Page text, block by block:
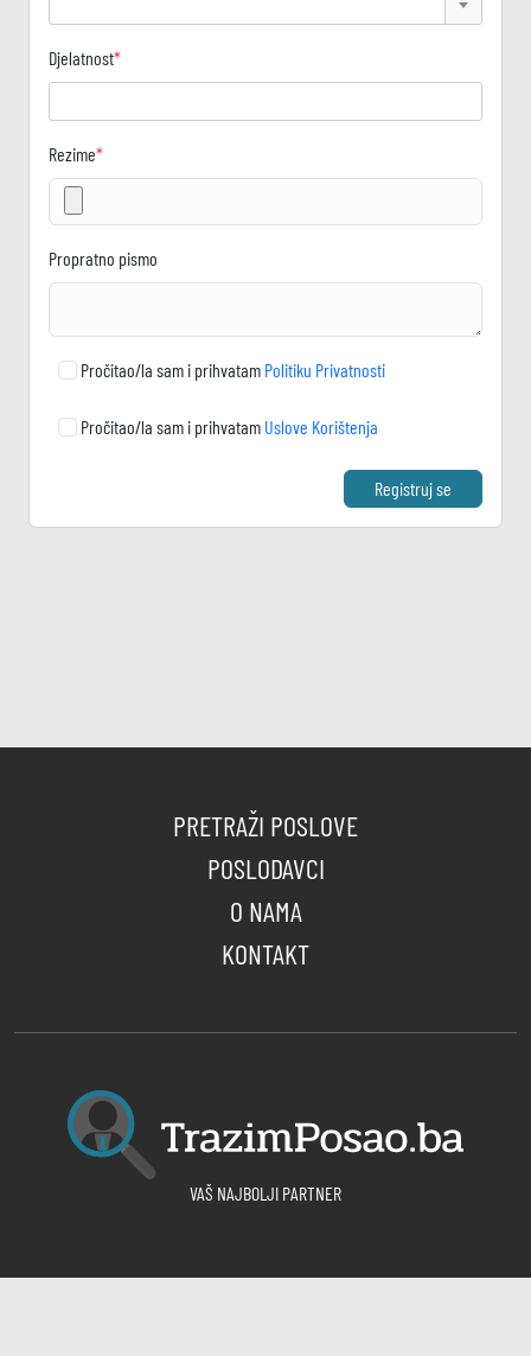
Djelatnost*
Rezime*
Propratno pismo
Pročitao/la sam i prihvatam Politiku Privatnosti
Pročitao/la sam i prihvatam Uslove Korištenja
Registruj se
PRETRAŽI POSLOVE
POSLODAVCI
O NAMA
KONTAKT
VAŠ NAJBOLJI PARTNER